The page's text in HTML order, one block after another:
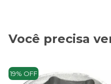
Você precisa
19% OFF